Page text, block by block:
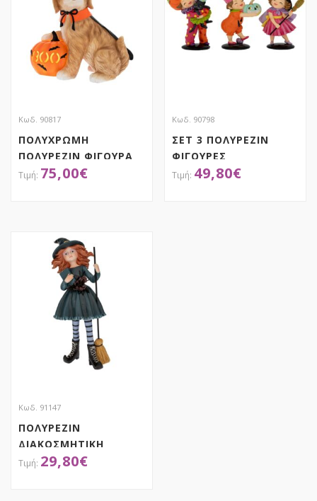
Κωδ. 90817
ΠΟΛΥΧΡΩΜΗ
ΠΟΛΥΡΕΖΙΝ ΦΙΓΟΥΡΑ
ΣΚΥΛΟΥ HALLOWEEN
75,00€
Κωδ. 90798
ΣΕΤ 3 ΠΟΛΥΡΕΖΙΝ
ΦΙΓΟΥΡΕΣ
HALLOWEEN
49,80€
Κωδ. 91147
ΠΟΛΥΡΕΖΙΝ
ΔΙΑΚΟΣΜΗΤΙΚΗ
ΜΑΓΙΣΣΑ ΜΕ ΣΚΟΥΠΑ
29,80€